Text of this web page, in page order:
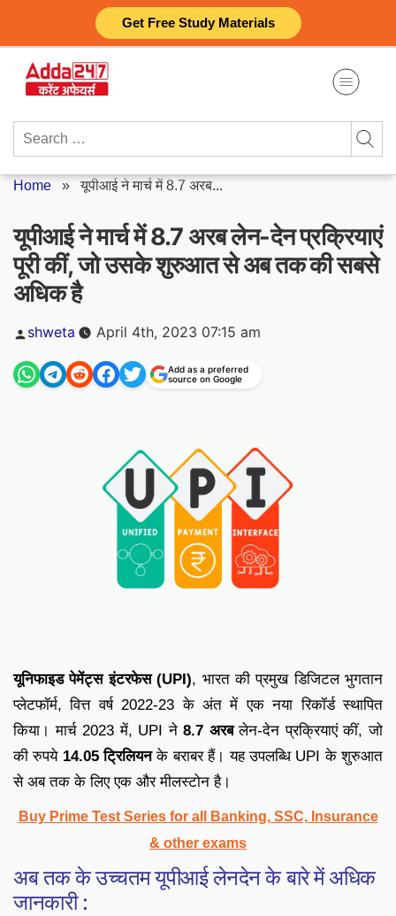
Get Free Study Materials
content
Search
Home »यूपीआई ने मार्च में 8.7 अरब...
यूपीआई ने मार्च में 8.7 अरब लेन-देन प्रक्रियाएं
पूरी कीं, जो उसके शुरुआत से अब तक की सबसे
अधिक है
Posted
by
shweta April 4th, 2023 07:15 am
Add as a preferred
source on Google
यूनिफाइड पेमेंट्स इंटरफेस (UPI), भारत की प्रमुख डिजिटल भुगतान
प्लेटफॉर्म, वित्त वर्ष 2022-23 के अंत में एक नया रिकॉर्ड स्थापित
किया। मार्च 2023 में, UPI ने8.7 अरबलेन-देन प्रक्रियाएं कीं, जो
की रुपये 14.05 ट्रिलियनके बराबर हैं। यह उपलब्धि UPI के शुरुआत
से अब तक के लिए एक और मीलस्टोन है।
Buy Prime Test Series for all Banking, SSC, Insurance
& other exams
अब तक के उच्चतम यूपीआई लेनदेन के बारे में अधिक
जानकारी :